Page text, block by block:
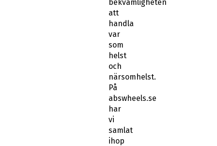
bekvämligheten
att
handla
var
som
helst
och
närsomhelst.
På
abswheels.se
har
vi
samlat
ihop